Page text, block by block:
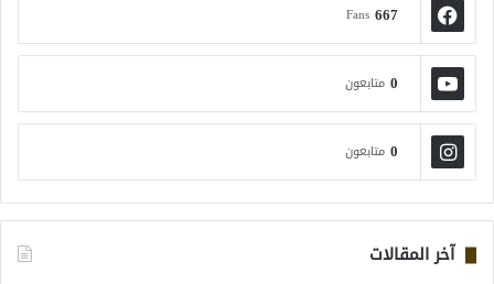
667
Fans
0 متابعون
0 متابعون
آخر المقالات